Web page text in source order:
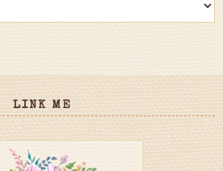
LINK ME